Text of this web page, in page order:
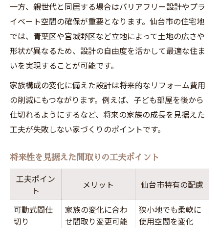
一方、親世代と同居する場合はバリアフリー設計やプラ
イベート空間の確保が重要となります。仙台市の住宅地
では、青葉区や宮城野区など立地によって土地の広さや
形状が異なるため、設計の自由度を活かして最適な住ま
いを実現することが可能です。
家族構成の変化に備えた設計は将来的なリフォーム費用
の削減にもつながります。例えば、子ども部屋を後から
仕切れるようにするなど、将来の家族の成長を見据えた
工夫が失敗しない家づくりのポイントです。
将来性を見据えた間取りの工夫ポイント
工夫ポイン
ト
メリット 仙台市特有の配慮
可動式間仕
切り
家族の変化に合わ
せ間取り変更可能
狭小地でも柔軟に
使用空間を変化